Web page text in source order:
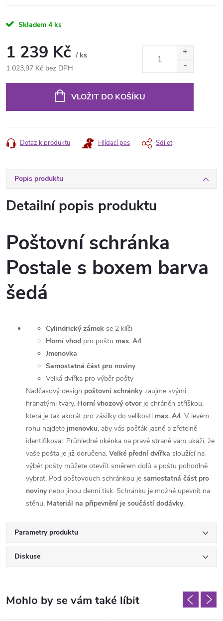
Skladem 4 ks
1 239 Kč / ks
1 023,97 Kč bez DPH
VLOŽIT DO KOŠÍKU
Dotaz k produktu Hlídací pes Sdílet
Popis produktu
Detailní popis produktu
Poštovní schránka
Postale s boxem barva
šedá
Cylindrický zámek se 2 klíči
Horní vhod pro poštu max. A4
Jmenovka
Samostatná část pro noviny
Velká dvířka pro výběr pošty
Nadčasový design poštovní schránky zaujme svými
hranatými tvary. Horní vhozový otvor je chráněn stříškou,
která je tak akorát pro zásilky do velikosti max. A4. V levém
rohu najdete jmenovku, aby vás pošťák jasně a zřetelně
identifikoval. Průhledné okénka na pravé straně vám ukáží, že
vaše pošta je již doručena. Velké přední dvířka sloužící na
výběr pošty můžete otevřít směrem dolů a poštu pohodlně
vybrat. Pod poštovouch schránkou je samostatná část pro
noviny nebo jinou denní tisk. Schránku je možné upevnit na
stěnu. Materiál na připevnění je součástí dodávky.
Parametry produktu
Diskuse